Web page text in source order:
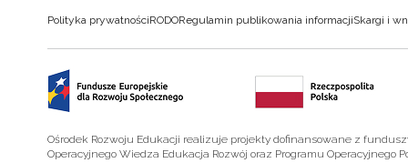
Polityka prywatnościRODORegulamin publikowania informacjiSkargi i
Ośrodek Rozwoju Edukacji realizuje projekty dofinansowane z
Operacyjnego Wiedza Edukacja Rozwój oraz Programu Operacyjnego